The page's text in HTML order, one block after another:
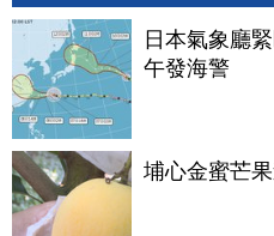
日本氣象廳
午發海警
埔心金蜜芒